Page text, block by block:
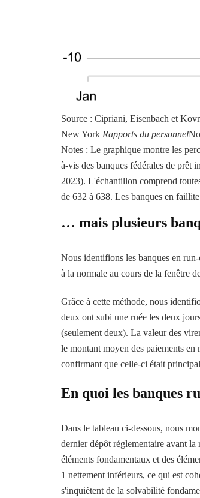
Source : Cipriani, Eisenbach et
New York Rapports du personnel
Notes : Le graphique montre les
à-vis des banques fédérales de prêt
2023). L'échantillon comprend
de 632 à 638. Les banques en
… mais plusieurs
Nous identifions les banques en
à la normale au cours de la fenêtre
Grâce à cette méthode, nous
deux ont subi une ruée les deux
(seulement deux). La valeur des
le montant moyen des paiements en
confirmant que celle-ci était
En quoi les banques
Dans le tableau ci-dessous, nous
dernier dépôt réglementaire avant
éléments fondamentaux et des
1 nettement inférieurs, ce qui est
s'inquiètent de la solvabilité